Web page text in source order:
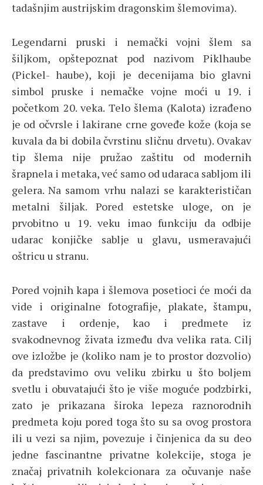
tadašnjim austrijskim dragonskim šlemovima).
Legendarni pruski i nemački vojni šlem sa
šiljkom, opštepoznat pod nazivom Piklhaube
(Pickel- haube), koji je decenijama bio glavni
simbol pruske i nemačke vojne moći u 19. i
početkom 20. veka. Telo šlema (Kalota) izrađeno
je od očvrsle i lakirane crne goveđe kože (koja se
kuvala da bi dobila čvrstinu sličnu drvetu). Ovakav
tip šlema nije pružao zaštitu od modernih
šrapnela i metaka, već samo od udaraca sabljom ili
gelera. Na samom vrhu nalazi se karakterističan
metalni šiljak. Pored estetske uloge, on je
prvobitno u 19. veku imao funkciju da odbije
udarac konjičke sablje u glavu, usmeravajući
oštricu u stranu.
Pored vojnih kapa i šlemova posetioci će moći da
vide i originalne fotografije, plakate, štampu,
zastave i ordenje, kao i predmete iz
svakodnevnog živata između dva velika rata. Cilj
ove izložbe je (koliko nam je to prostor dozvolio)
da predstavimo ovu veliku zbirku u što boljem
svetlu i obuvatajući što je više moguće podzbirki,
zato je prikazana široka lepeza raznorodnih
predmeta koju pored toga što su sa ovog prostora
ili u vezi sa njim, povezuje i činjenica da su deo
jedne fascinantne privatne kolekcije, stoga je
značaj privatnih kolekcionara za očuvanje naše